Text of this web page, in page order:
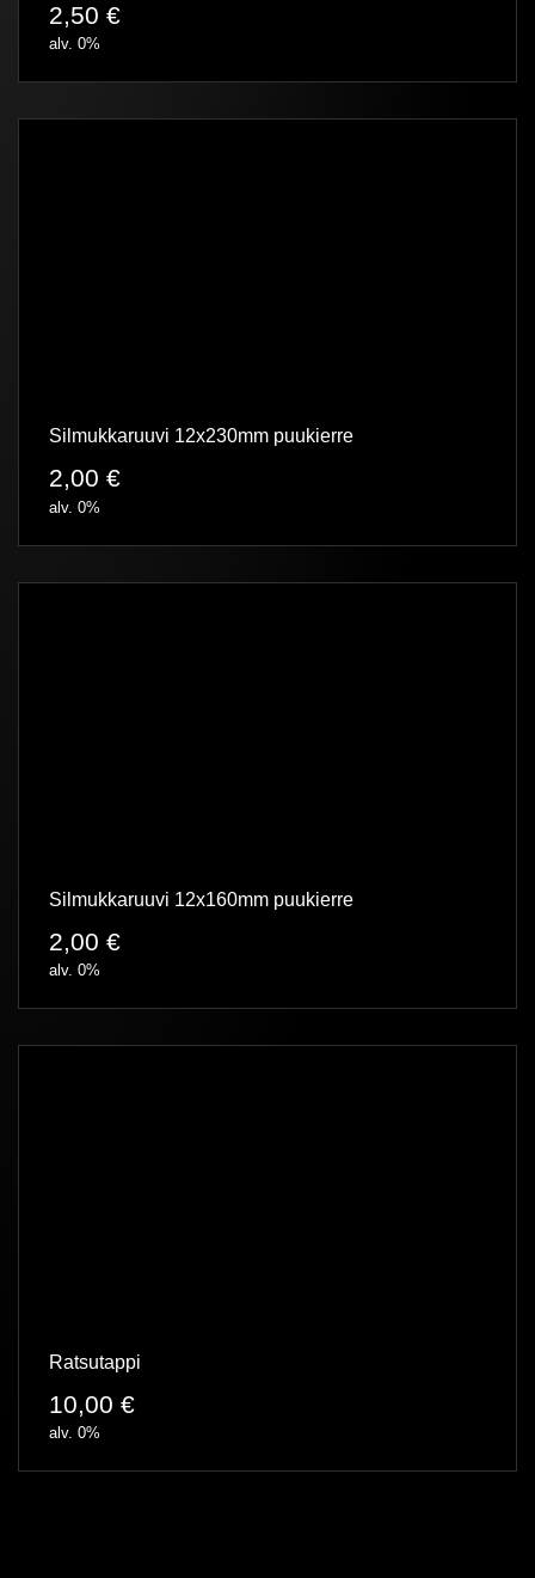
2,50 €
alv. 0%
Silmukkaruuvi 12x230mm puukierre
2,00 €
alv. 0%
Silmukkaruuvi 12x160mm puukierre
2,00 €
alv. 0%
Ratsutappi
10,00 €
alv. 0%